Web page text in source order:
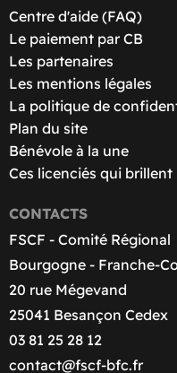
Centre d'aide (FAQ)
Le paiement par CB
Les partenaires
Les mentions légales
La politique de
Plan du site
Bénévole à la une
Ces licenciés qui brillent
CONTACTS
FSCF - Comité Régional
Bourgogne - Franche-
20 rue Mégevand
25041 Besançon Cedex
03 81 25 28 12
contact@fscf-bfc.fr